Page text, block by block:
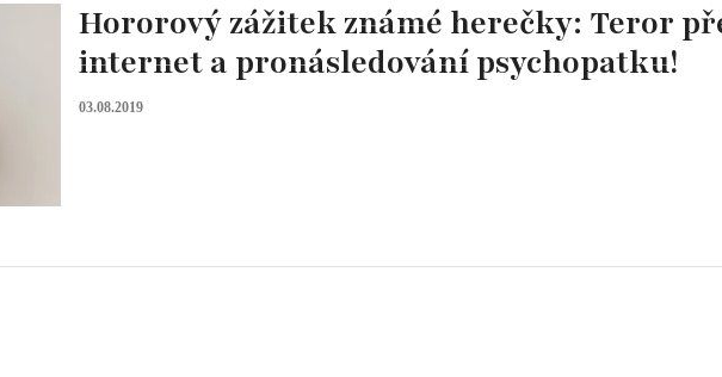
Hororový zážitek známé herečky: Teror
internet a pronásledování psychopatku!
03.08.2019